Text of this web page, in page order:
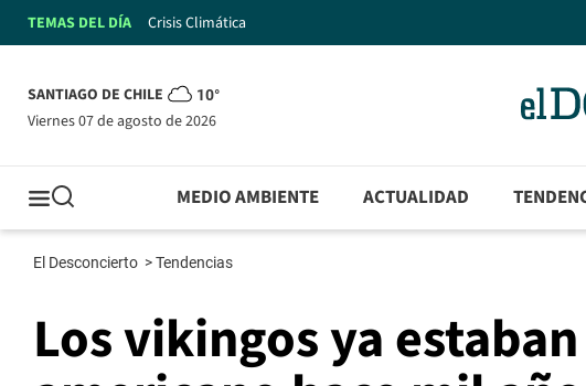
TEMAS DEL DÍA Crisis Climática
SANTIAGO DE CHILE 10°
viernes 07 de agosto de 2026
MEDIO AMBIENTE ACTUALIDAD
El Desconcierto >Tendencias
Los vikingos ya